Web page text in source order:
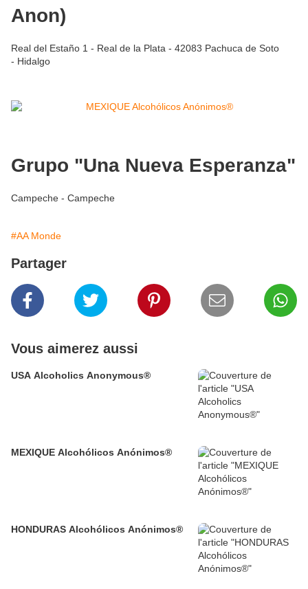
Anon)
Real del Estaño 1 - Real de la Plata - 42083 Pachuca de Soto
- Hidalgo
Grupo "Una Nueva Esperanza"
Campeche - Campeche
#AA Monde
Partager
Vous aimerez aussi
USA Alcoholics Anonymous®
MEXIQUE Alcohólicos Anónimos®
HONDURAS Alcohólicos Anónimos®